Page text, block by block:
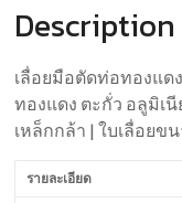
Description
เลื่อยมือตัดท่อทองแด
ทองแดง ตะกั่ว อลูมิเ
เหล็กกล้า | ใบเลื่อยขน
รายละเอียด